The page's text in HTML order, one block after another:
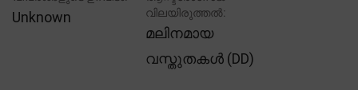
Unknown
വിലയിരുത്തൽ:
മലിനമായ
വസ്തുതകൾ (DD)